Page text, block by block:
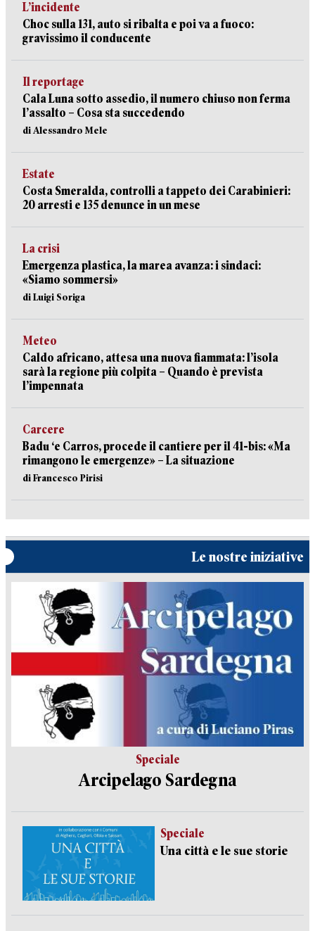
L’incidente
Choc sulla 131, auto si ribalta e poi va a fuoco:
gravissimo il conducente
Il reportage
Cala Luna sotto assedio, il numero chiuso non ferma
l’assalto – Cosa sta succedendo
di Alessandro Mele
Estate
Costa Smeralda, controlli a tappeto dei Carabinieri:
20 arresti e 135 denunce in un mese
La crisi
Emergenza plastica, la marea avanza: i sindaci:
«Siamo sommersi»
di Luigi Soriga
Meteo
Caldo africano, attesa una nuova fiammata: l’isola
sarà la regione più colpita – Quando è prevista
l’impennata
Carcere
Badu ‘e Carros, procede il cantiere per il 41-bis: «Ma
rimangono le emergenze» – La situazione
di Francesco Pirisi
Le nostre iniziative
Speciale
Arcipelago Sardegna
Speciale
Una città e le sue storie